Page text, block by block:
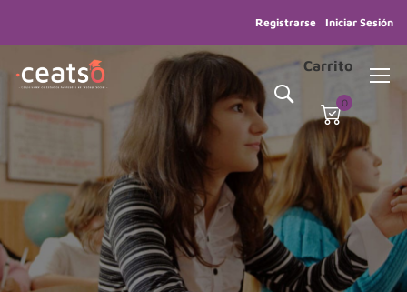
Registrarse Iniciar Sesión
Carrito
0
PUBLICACIONES Y EDICIONES CEATSO